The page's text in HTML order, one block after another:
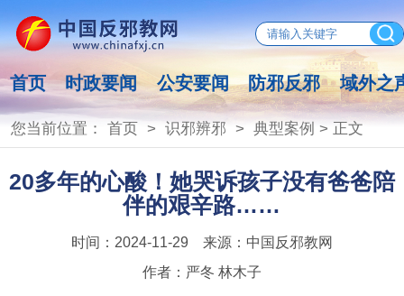
首页 时政要闻 公安要闻 防邪反邪 域外之
您当前位置： 首页> 识邪辨邪 > 典型案例 > 正文
20多年的心酸！她哭诉孩子没有爸爸陪
伴的艰辛路……
时间： 2024-11-29 来源： 中国反邪教网
作者： 严冬 林木子